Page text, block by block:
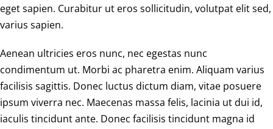
eget sapien. Curabitur ut eros sollicitudin, volutpat elit sed,
varius sapien.
Aenean ultricies eros nunc, nec egestas nunc
condimentum ut. Morbi ac pharetra enim. Aliquam varius
facilisis sagittis. Donec luctus dictum diam, vitae posuere
ipsum viverra nec. Maecenas massa felis, lacinia ut dui id,
iaculis tincidunt ante. Donec facilisis tincidunt magna id